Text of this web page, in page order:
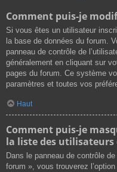
Comment puis-je
Si vous êtes un utilisateur
la base de données du forum.
panneau de contrôle de
généralement en cliquant sur
pages du forum. Ce système
paramètres et toutes vos
Haut
Comment puis-je
la liste des utilisateurs
Dans le panneau de contrôle
forum », vous trouverez